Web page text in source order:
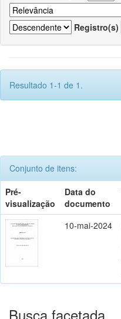
Registro(s)
Resultado 1-1 de 1.
Conjunto de itens:
Pré-
visualização
Data do
documento
10-mai-2024
Busca facetada